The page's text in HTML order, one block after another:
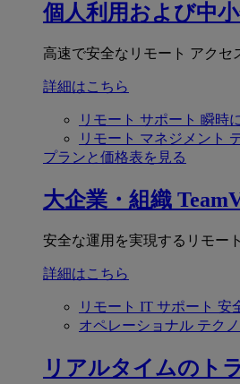
個人利用および中
高速で安全なリモート アクセ
詳細はこちら
リモート サポート 瞬時
リモート マネジメント
プランと価格表を見る
大企業・組織
安全な運用を実現するリモー
詳細はこちら
リモート IT サポート 安
オペレーショナル テク
リアルタイムのト